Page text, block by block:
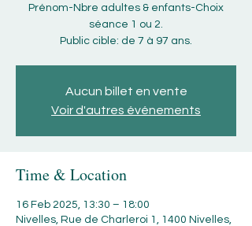
Prénom-Nbre adultes & enfants-Choix
séance 1 ou 2.
Public cible: de 7 à 97 ans.
Aucun billet en vente
Voir d'autres événements
Time & Location
16 Feb 2025, 13:30 – 18:00
Nivelles, Rue de Charleroi 1, 1400 Nivelles,